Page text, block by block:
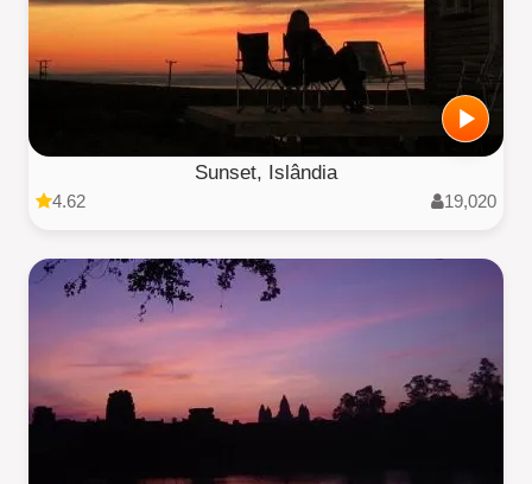
Sunset, Islândia
4.62 19,020